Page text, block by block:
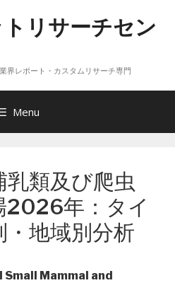
リサーチセン
界レポート・カスタムリサーチ専門
Menu
類及び爬虫
2026年：タイ
・地域別分析
Small Mammal and